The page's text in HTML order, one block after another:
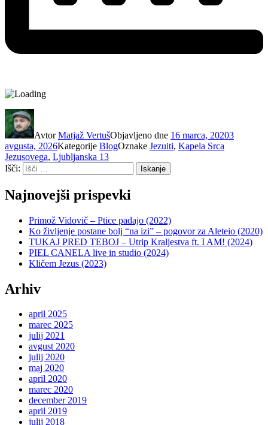
AvtorMatjaž VertušObjavljeno dne 16 marca, 20203
avgusta, 2026Kategorije BlogOznake Jezuiti, Kapela Srca
Jezusovega, Ljubljanska 13
Išči:
Iskanje
Najnovejši prispevki
Primož Vidovič – Ptice padajo (2022)
Ko življenje postane bolj “na izi” – pogovor za Aleteio (2020)
TUKAJ PRED TEBOJ – Utrip Kraljestva ft. I AM! (2024)
PIEL CANELA live in studio (2024)
Kličem Jezus (2023)
Arhiv
april 2025
marec 2025
julij 2021
avgust 2020
julij 2020
maj 2020
april 2020
marec 2020
december 2019
april 2019
julij 2018